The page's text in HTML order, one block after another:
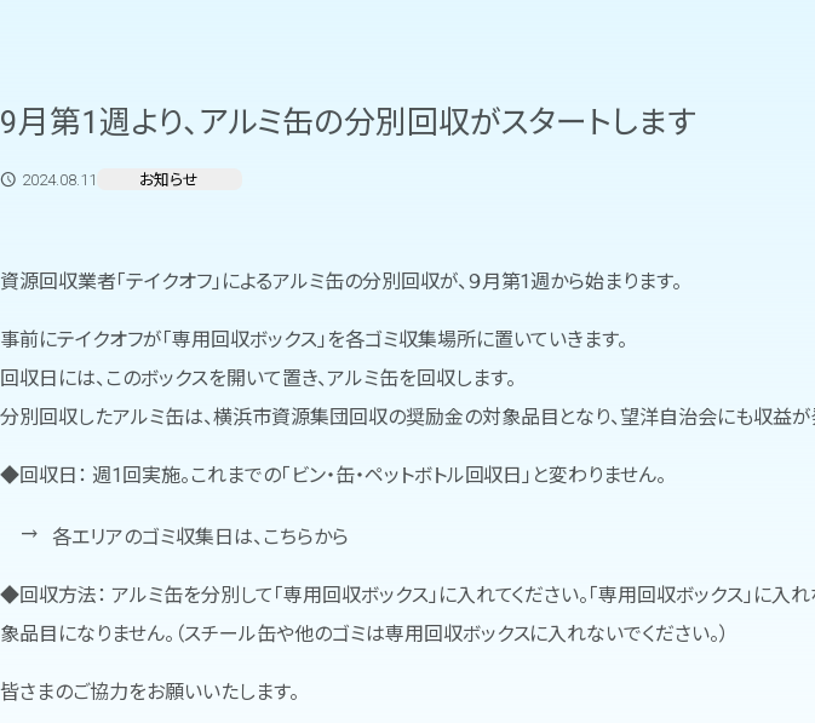
9月第1週より、アルミ缶の分別回収がスタートします
2024.08.11 お知らせ
資源回収業者「テイクオフ」によるアルミ缶の分別回収が、９月第1週から始まります。
事前にテイクオフが「専用回収ボックス」を各ゴミ収集場所に置いていきます。
回収日には、このボックスを開いて置き、アルミ缶を回収します。
分別回収したアルミ缶は、横浜市資源集団回収の奨励金の対象品目となり、望洋自治会にも収益が
◆回収日： 週1回実施。これまでの「ビン・缶・ペットボトル回収日」と変わりません。
各エリアのゴミ収集日は、こちらから
◆回収方法： アルミ缶を分別して「専用回収ボックス」に入れてください。「専用回収ボックス」に入
象品目になりません。（スチール缶や他のゴミは専用回収ボックスに入れないでください。）
皆さまのご協力をお願いいたします。